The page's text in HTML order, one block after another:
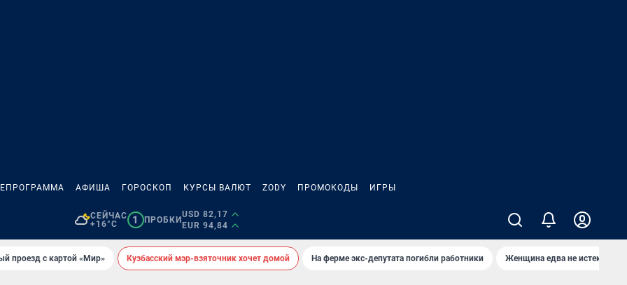
АФИША ГОРОСКОП КУРСЫ ВАЛЮТ ZODY ПРОМОКОДЫ ИГРЫ
СЕЙЧАС
+16°C
1 ПРОБКИ
USD 82,17
EUR 94,84
проезд с картой «Мир» Кузбасский мэр-взяточник хочет домой На ферме экс-депутата погибли работники Женщина едва не истекла